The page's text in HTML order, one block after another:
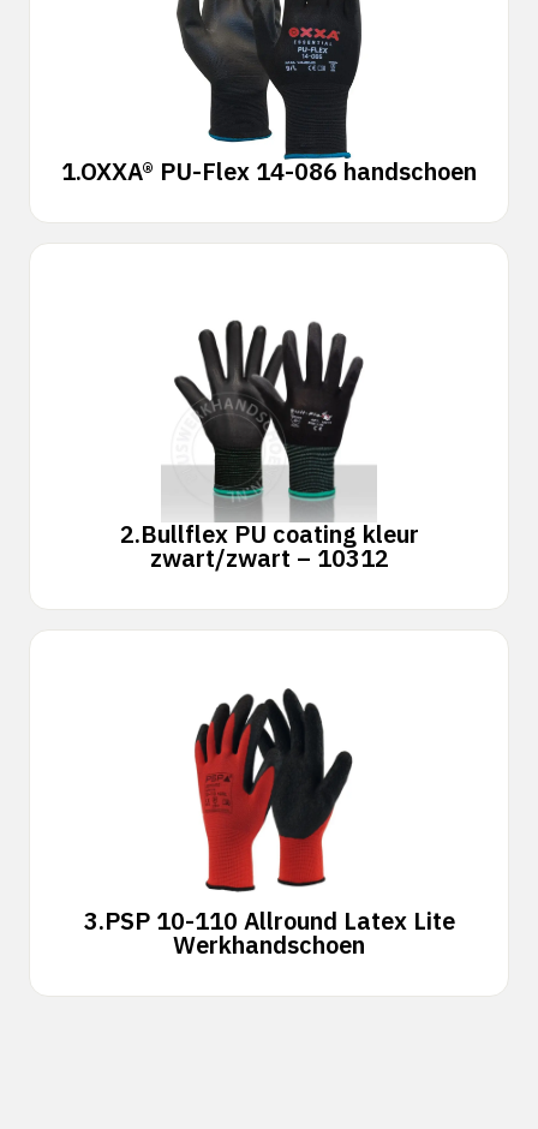
1.OXXA® PU-Flex 14-086 handschoen
2.Bullflex PU coating kleur
zwart/zwart – 10312
3.PSP 10-110 Allround Latex Lite
Werkhandschoen